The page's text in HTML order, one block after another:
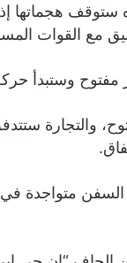
ستوقف هجماتها
مع القوات
وستبدأ حركة